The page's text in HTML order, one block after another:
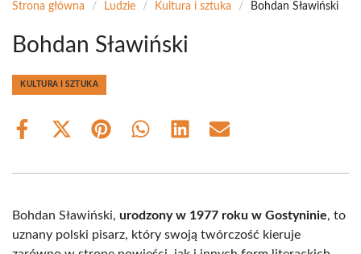
Strona główna / Ludzie / Kultura i sztuka / Bohdan Sławiński
Bohdan Sławiński
KULTURA I SZTUKA
Share
Share
(Twitter)
Share Share Share Share
Bohdan Sławiński, urodzony w 1977 roku w Gostyninie, to
uznany polski pisarz, który swoją twórczość kieruje